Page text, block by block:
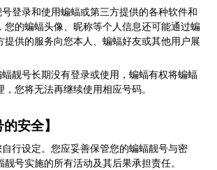
登录和使用蝙蝠或第三方提供的各种软件和
您的蝙蝠头像、昵称等个人信息还可能通过蝙
提供的服务向您本人、蝙蝠好友或其他用户展
靓号长期没有登录或使用，蝙蝠有权将蝙蝠
您将无法再继续使用相应号码。
安全】
行设定。您应妥善保管您的蝙蝠靓号与密
号实施的所有活动及其后果承担责任。